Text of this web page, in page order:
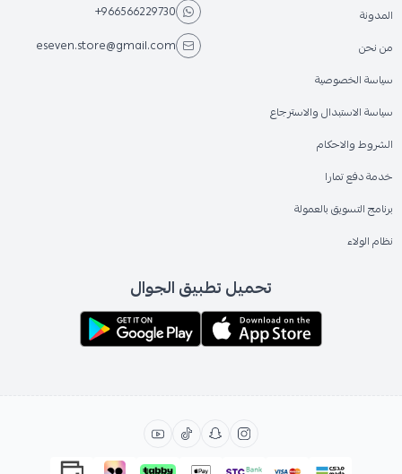
المدونة
من نحن
سياسة الخصوصية
سياسة الاستبدال والاسترجاع
الشروط والاحكام
خدمة دفع تمارا
برنامج التسويق بالعمولة
نظام الولاء
+966566229730
eseven.store@gmail.com
تحميل تطبيق الجوال